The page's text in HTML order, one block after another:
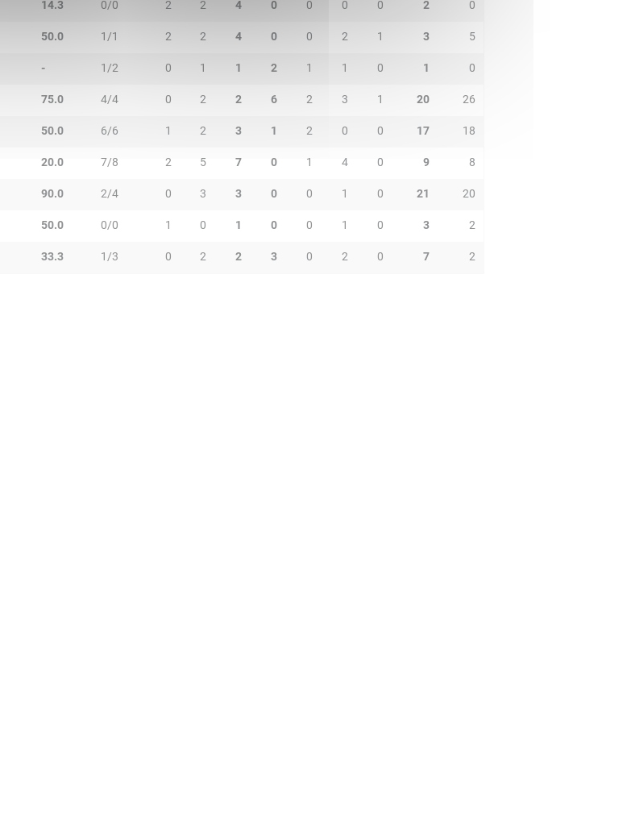
14.3 0/0 2 2 4 0 0 0 0 2 0
50.0 1/1 2 2 4 0 0 2 1 3 5
- 1/2 0 1 1 2 1 1 0 1 0
75.0 4/4 0 2 2 6 2 3 1 20 26
50.0 6/6 1 2 3 1 2 0 0 17 18
20.0 7/8 2 5 7 0 1 4 0 9 8
90.0 2/4 0 3 3 0 0 1 0 21 20
50.0 0/0 1 0 1 0 0 1 0 3 2
33.3 1/3 0 2 2 3 0 2 0 7 2